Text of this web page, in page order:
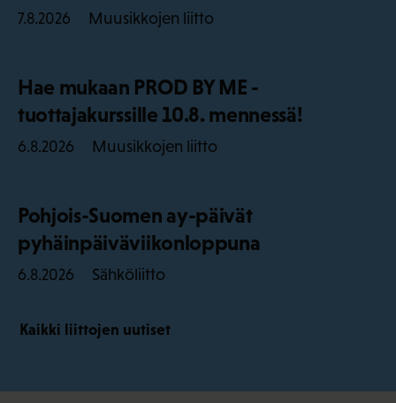
7.8.2026 Muusikkojen liitto
Hae mukaan PROD BY ME -
tuottajakurssille 10.8. mennessä!
6.8.2026 Muusikkojen liitto
Pohjois-Suomen ay-päivät
pyhäinpäiväviikonloppuna
6.8.2026 Sähköliitto
Kaikki liittojen uutiset